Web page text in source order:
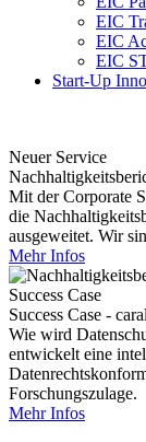
EIC
EIC
EIC
Start-Up
Neuer Service
Mit der Corporate
die
ausgeweitet. Wir
Mehr Infos
Success Case
Success Case -
Wie wird
entwickelt eine
Forschungszulage.
Mehr Infos